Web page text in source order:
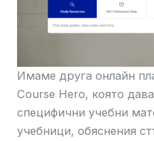
Имаме друга онлайн
Course Hero, която
специфични учебни
учебници, обяснения